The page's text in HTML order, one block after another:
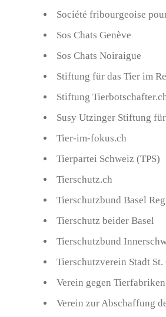
Société fribourgeoise
Sos Chats Genève
Sos Chats Noiraigue
Stiftung für das Tier im
Stiftung
Susy Utzinger Stiftung
Tier-im-fokus.ch
Tierpartei Schweiz (TPS)
Tierschutz.ch
Tierschutzbund Basel
Tierschutz beider Basel
Tierschutzbund
Tierschutzverein Stadt
Verein gegen
Verein zur Abschaffung